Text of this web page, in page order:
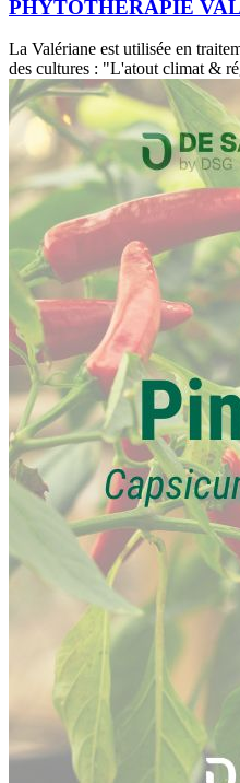
PHYTOTHÉRAPIE
La Valériane est utilisée en
des cultures : "L'atout climat &